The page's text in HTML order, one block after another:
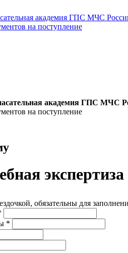
академия ГПС МЧС
на поступление
академия ГПС МЧС
на поступление
обязательны для
*